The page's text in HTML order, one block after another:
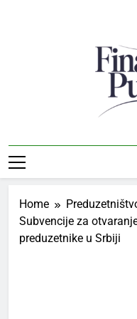
Home
Subvencije za
preduzetnike u Srbiji